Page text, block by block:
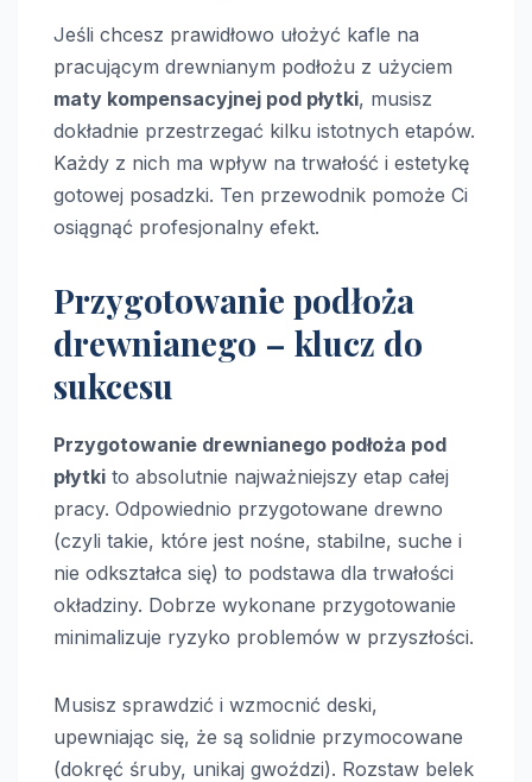
Jeśli chcesz prawidłowo ułożyć kafle na
pracującym drewnianym podłożu z użyciem
maty kompensacyjnej pod płytki, musisz
dokładnie przestrzegać kilku istotnych etapów.
Każdy z nich ma wpływ na trwałość i estetykę
gotowej posadzki. Ten przewodnik pomoże Ci
osiągnąć profesjonalny efekt.
Przygotowanie podłoża
drewnianego – klucz do
sukcesu
Przygotowanie drewnianego podłoża pod
płytki to absolutnie najważniejszy etap całej
pracy. Odpowiednio przygotowane drewno
(czyli takie, które jest nośne, stabilne, suche i
nie odkształca się) to podstawa dla trwałości
okładziny. Dobrze wykonane przygotowanie
minimalizuje ryzyko problemów w przyszłości.
Musisz sprawdzić i wzmocnić deski,
upewniając się, że są solidnie przymocowane
(dokręć śruby, unikaj gwoździ). Rozstaw belek